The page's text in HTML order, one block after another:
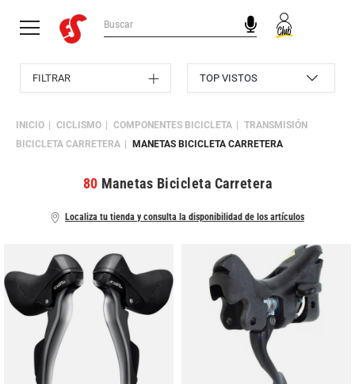
INICIO CICLISMO COMPONENTES BICICLETA
TRANSMISIÓN
BICICLETA CARRETERA
MANETAS BICICLETA CARRETERA
Localiza tu tienda y consulta la disponibilidad de los artículos
80 Manetas Bicicleta Carretera
FILTRAR